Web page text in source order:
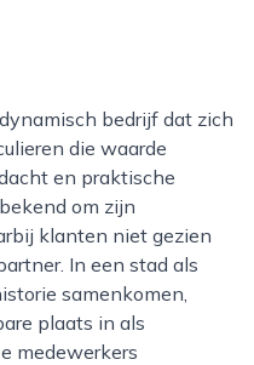
die waarde
en praktische
om zijn
klanten niet gezien
In een stad als
samenkomen,
plaats in als
medewerkers